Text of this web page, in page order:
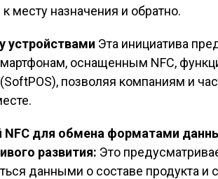
месту назначения и обратно.
устройствами Эта инициатива
оснащенным NFC,
позволяя компаниям и
для обмена форматами
развития: Это
данными о составе продукта и